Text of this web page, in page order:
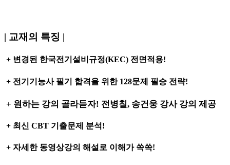
| 교재의 특징 |
+ 변경된 한국전기설비규정(KEC) 전면적용!
+ 전기기능사 필기 합격을 위한 128문제 필승 전략!
+ 원하는 강의 골라듣자! 전병칠, 송건웅 강사 강의 제공
+ 최신 CBT 기출문제 분석!
+ 자세한 동영상강의 해설로 이해가 쏙쏙!